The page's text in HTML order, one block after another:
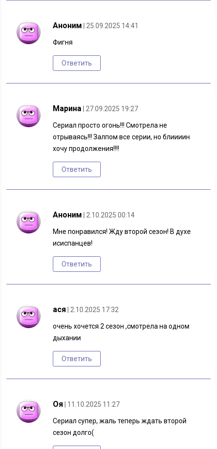
Аноним | 25.09.2025 14:41
Фигня
Ответить
Марина | 27.09.2025 19:27
Сериал просто огонь!!! Смотрела не
отрываясь!!! Залпом все серии, но блиииин
хочу продолжения!!!!
Ответить
Аноним | 2.10.2025 00:14
Мне понравился! Жду второй сезон! В духе
исиспанцев!
Ответить
ася | 2.10.2025 17:32
очень хочется 2 сезон ,смотрела на одном
дыхании
Ответить
Оя | 11.10.2025 11:27
Сериал супер, жаль теперь ждать второй
сезон долго(